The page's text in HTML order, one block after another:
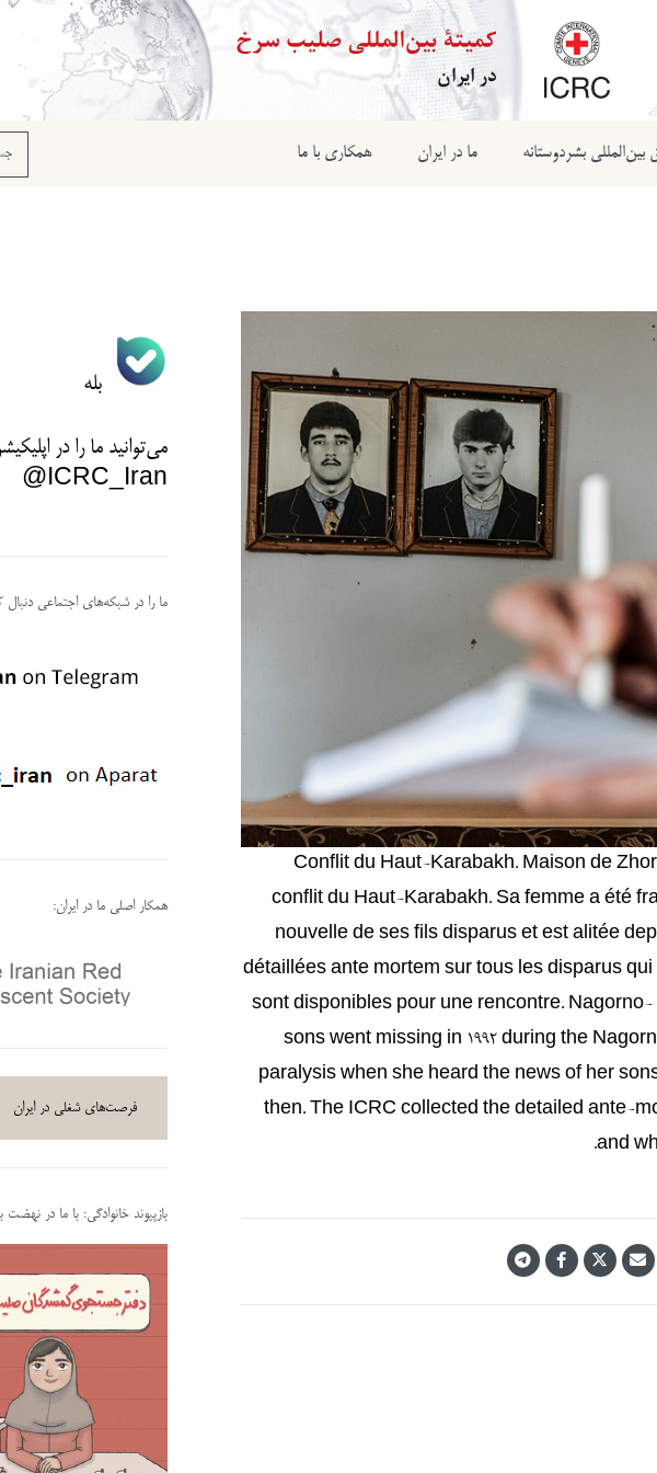
بین‌المللی بشردوستانه ما در ایران همکاری با ما
Conflit du Haut-Karabakh. Maison de
conflit du Haut-Karabakh. Sa femme a été
nouvelle de ses fils disparus et est alitée
détaillées ante mortem sur tous les disparus
sont disponibles pour une rencontre.
sons went missing in 1992 during the
paralysis when she heard the news of her
then. The ICRC collected the detailed ante-
and
بله
می‌توانید ما را در
ICRC_Iran@
ما را در شبکه‌های اجتماعی دنبال
همکار اصلی ما در ایران:
فرصت‌های شغلی در ایران
بازپیوند خانوادگی: با ما در